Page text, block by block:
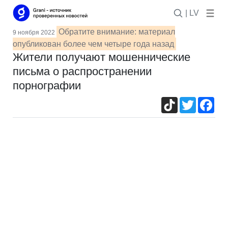
| LV
9 ноября 2022 Обратите внимание: материал
опубликован более чем четыре года назад
Жители получают мошеннические
письма о распространении
порнографии
TikTokTwitter